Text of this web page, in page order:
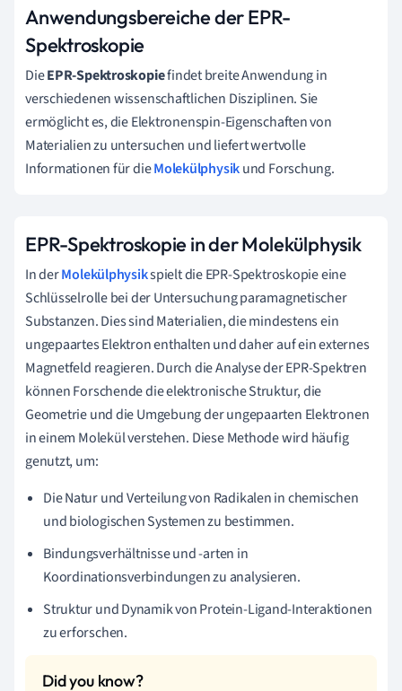
Anwendungsbereiche der EPR-
Spektroskopie
DieEPR-Spektroskopiefindet breite Anwendung in
verschiedenen wissenschaftlichen Disziplinen. Sie
ermöglicht es, die Elektronenspin-Eigenschaften von
Materialien zu untersuchen und liefert wertvolle
Informationen für dieMolekülphysikund Forschung.
EPR-Spektroskopie in der Molekülphysik
In derMolekülphysikspielt die EPR-Spektroskopie eine
Schlüsselrolle bei der Untersuchung paramagnetischer
Substanzen. Dies sind Materialien, die mindestens ein
ungepaartes Elektron enthalten und daher auf ein externes
Magnetfeld reagieren. Durch die Analyse der EPR-Spektren
können Forschende die elektronische Struktur, die
Geometrie und die Umgebung der ungepaarten Elektronen
in einem Molekül verstehen. Diese Methode wird häufig
genutzt, um:
Die Natur und Verteilung von Radikalen in chemischen
und biologischen Systemen zu bestimmen.
Bindungsverhältnisse und -arten in
Koordinationsverbindungen zu analysieren.
Struktur und Dynamik von Protein-Ligand-Interaktionen
zu erforschen.